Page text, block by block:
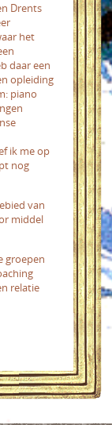
Drents
het
daar een
opleiding
piano
ik me op
nog
van
middel
groepen
relatie